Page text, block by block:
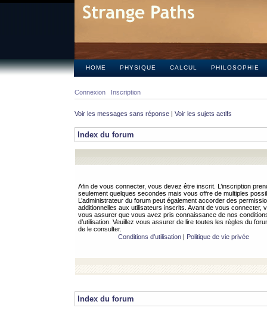
HOME PHYSIQUE CALCUL PHILOSOPHIE
Connexion Inscription
Voir les messages sans réponse | Voir les sujets actifs
Index du forum
Afin de vous connecter, vous devez être inscrit. L’inscription
seulement quelques secondes mais vous offre de multiples
L’administrateur du forum peut également accorder des
additionnelles aux utilisateurs inscrits. Avant de vous connecter,
vous assurer que vous avez pris connaissance de nos
d’utilisation. Veuillez vous assurer de lire toutes les règles du
de le consulter.
Conditions d’utilisation| Politique de vie privée
Index du forum